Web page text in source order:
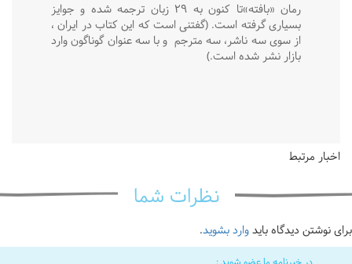
رمان «بافته»تا کنون به ۲۹ زبان ترجمه شده و جوایز
بسیاری گرفته است. (گفتنی است که این کتاب در ایران ،
از سوی سه ناشر، سه مترجم و با سه عنوان گوناگون وارد
بازار نشر شده است.)
اخبار مرتبط
نظرات شما
برای نوشتن دیدگاه بایدوارد بشوید.